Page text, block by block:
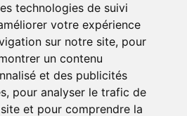
technologies de suivi
votre expérience
sur notre site, pour
un contenu
et des publicités
pour analyser le trafic de
et pour comprendre la
Paiement
Paiement sécurisé